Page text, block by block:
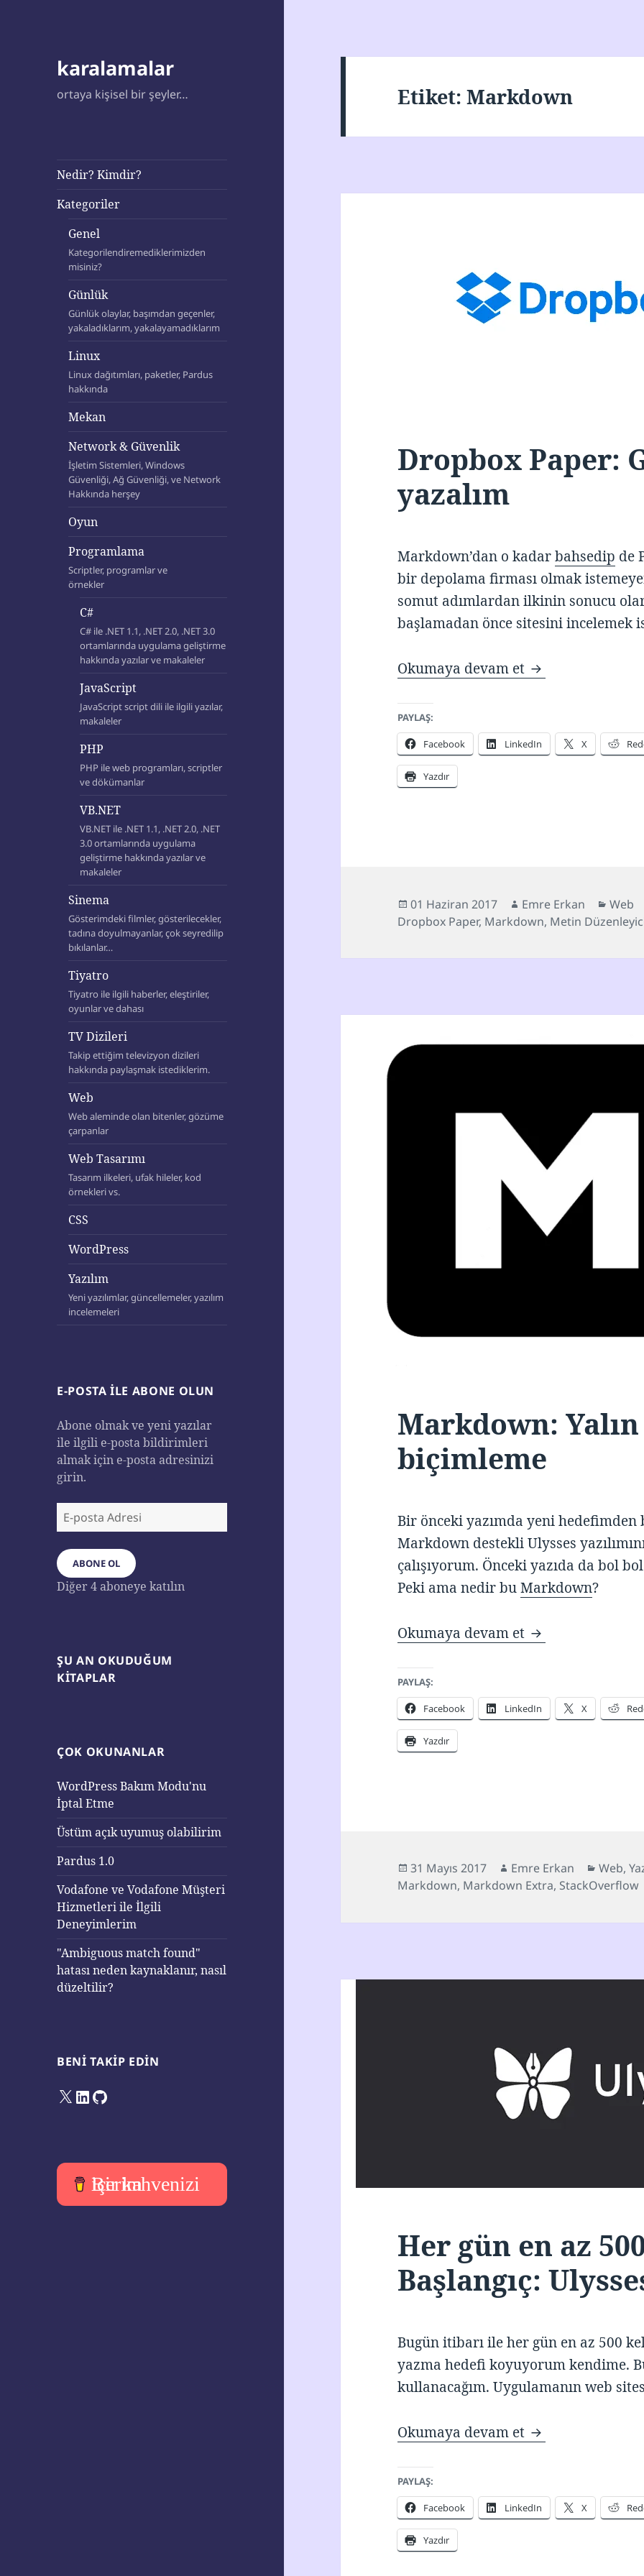
karalamalar
ortaya kişisel bir şeyler…
Nedir? Kimdir?
Kategoriler
Genel
Kategorilendiremediklerimizden
misiniz?
Günlük
Günlük olaylar, başımdan geçenler,
yakaladıklarım, yakalayamadıklarım
Linux
Linux dağıtımları, paketler, Pardus
hakkında
Mekan
Network & Güvenlik
İşletim Sistemleri, Windows
Güvenliği, Ağ Güvenliği, ve Network
Hakkında herşey
Oyun
Programlama
Scriptler, programlar ve
örnekler
C#
C# ile .NET 1.1, .NET 2.0, .NET 3.0
ortamlarında uygulama geliştirme
hakkında yazılar ve makaleler
JavaScript
JavaScript script dili ile ilgili yazılar,
makaleler
PHP
PHP ile web programları, scriptler
ve dökümanlar
VB.NET
VB.NET ile .NET 1.1, .NET 2.0, .NET
3.0 ortamlarında uygulama
geliştirme hakkında yazılar ve
makaleler
Sinema
Gösterimdeki filmler, gösterilecekler,
tadına doyulmayanlar, çok seyredilip
bıkılanlar…
Tiyatro
Tiyatro ile ilgili haberler, eleştiriler,
oyunlar ve dahası
TV Dizileri
Takip ettiğim televizyon dizileri
hakkında paylaşmak istediklerim.
Web
Web aleminde olan bitenler, gözüme
çarpanlar
Web Tasarımı
Tasarım ilkeleri, ufak hileler, kod
örnekleri vs.
CSS
WordPress
Yazılım
Yeni yazılımlar, güncellemeler, yazılım
incelemeleri
E-POSTA ILE ABONE OLUN
Abone olmak ve yeni yazılar
ile ilgili e-posta bildirimleri
almak için e-posta adresinizi
girin.
E-
posta
Adresi
ABONE OL
Diğer 4 aboneye katılın
ŞU AN OKUDUĞUM
KITAPLAR
ÇOK OKUNANLAR
WordPress Bakım Modu'nu
İptal Etme
Üstüm açık uyumuş olabilirim
Pardus 1.0
Vodafone ve Vodafone Müşteri
Hizmetleri ile İlgili
Deneyimlerim
"Ambiguous match found"
hatası neden kaynaklanır, nasıl
düzeltilir?
BENI TAKIP EDIN
X LinkedIn
GitHub
Bir kahvenizi içerim
Etiket:Markdown
Dropbox Paper:
yazalım
Markdown’dan o kadarbahsedip de
bir depolama firması olmak
somut adımlardan ilkinin sonucu
başlamadan önce sitesini incelemek
Okumaya devam et Dropbox Paper:
PAYLAŞ:
Facebook LinkedIn X
Yazdır
Yayın
tarihi
01 Haziran 2017 Yazar
Emre Erkan Web
Dropbox Paper, Markdown, Metin
Markdown:
biçimleme
Bir önceki yazımda yeni
Markdown destekli Ulysses
çalışıyorum. Önceki yazıda da bol
Peki ama nedir buMarkdown?
Okumaya devam et Markdown:
PAYLAŞ:
Facebook LinkedIn X
Yazdır
Yayın
tarihi
31 Mayıs 2017 Yazar
Emre Erkan Web,
Markdown, Markdown Extra, StackOverflow
Her gün en az
Başlangıç:
Bugün itibarı ile her gün en az 500
yazma hedefi koyuyorum kendime.
kullanacağım. Uygulamanın web
Okumaya devam et Her gün en az
PAYLAŞ:
Facebook LinkedIn X
Yazdır